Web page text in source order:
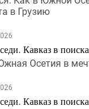
в Грузию
Кавказ в
Осетия в
Кавказ в